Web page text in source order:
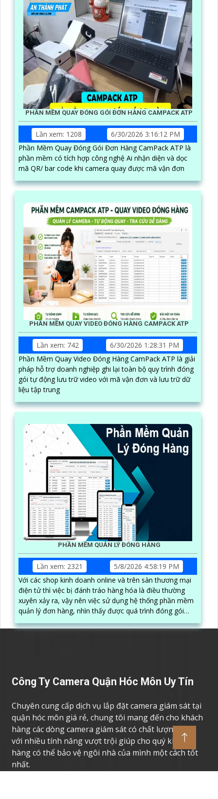
PHẦN MỀM QUAY ĐÓNG GÓI ĐƠN HÀNG CAMPACK ATP
Lần xem: 1208
6/30/2026 3:16:12 PM
Phần Mềm Quay Đóng Gói Đơn Hàng CamPack ATP là
phần mềm có tích hợp công nghệ Ai nhận diện và dọc
mã QR/ bar code khi camera quay được mã vận đơn
PHẦN MỀM QUAY VIDEO ĐÓNG HÀNG CAMPACK ATP
Lần xem: 742
6/30/2026 1:28:31 PM
Phần Mềm Quay Video Đóng Hàng CamPack ATP là giải
pháp hỗ trợ doanh nghiệp ghi lại toàn bộ quy trình đóng
gói tự động lưu trữ video với mã vận đơn và lưu trữ dữ
liệu tập trung
PHẦN MỀM QUẢN LÝ ĐÓNG HÀNG
Lần xem: 2321
5/8/2026 4:58:19 PM
Với các shop kinh doanh online và trên sàn thương mại
điện tử thì việc bị đánh tráo hàng hóa là điều thường
xuyên xảy ra, vậy nên việc sử dụng hệ thống phần mềm
quản lý đơn hàng, nhìn thấy được quá trình đóng gói
hàng hóa, kèm theo đấy là quy trình đóng gói cũng
được ghi lại một cách dễ dàng
Công Ty Camera Quận Hóc Môn Uy Tín
Chuyên cung cấp dịch vụ lắp đặt camera giám sát tại
quận hóc môn giá rẻ, chung tôi mang đến cho khách
hàng các dòng camera giám sát có chất lượng cao,
với nhiều tính năng vượt trội giúp cho quý khách
hàng có thể bảo vệ ngôi nhà của mình một cách tốt
nhất.